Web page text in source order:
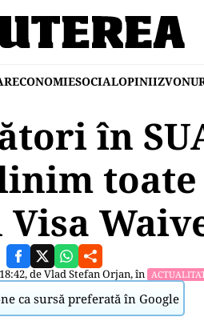
ECONOMIESOCIALOPINII
în
deVlad Stefan Orjan, în
ca sursă preferată în Google